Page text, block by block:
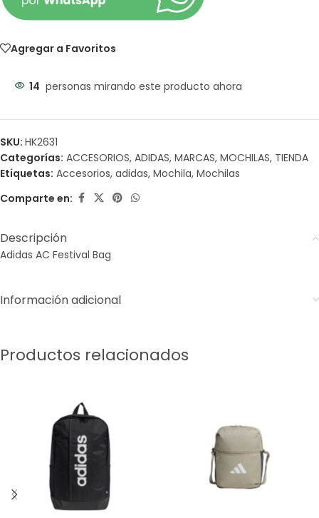
Agregar a Favoritos
14 personas mirando este producto ahora
SKU: HK2631
Categorías: ACCESORIOS, ADIDAS, MARCAS, MOCHILAS, TIENDA
Etiquetas: Accesorios, adidas, Mochila, Mochilas
Comparte en:
Descripción
Adidas AC Festival Bag
Información adicional
Productos relacionados